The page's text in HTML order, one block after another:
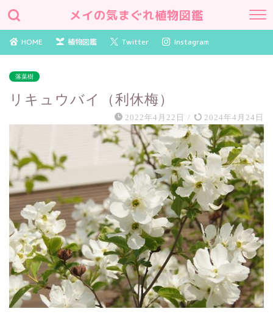
メイの気まぐれ植物図鑑
HOME 植物図鑑 Twitter Instagram
落葉樹
リキュウバイ（利休梅）
2022年4月22日 / 2024年4月24日